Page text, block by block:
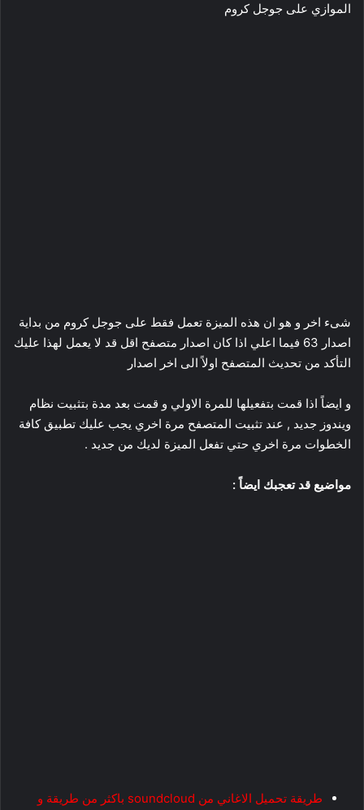
الموازي على جوجل كروم
شىء اخر و هو ان هذه الميزة تعمل فقط على جوجل كروم من بداية
اصدار 63 فيما اعلي اذا كان اصدار متصفح اقل قد لا يعمل لهذا عليك
التأكد من تحديث المتصفح اولاً الى اخر اصدار
و ايضاً اذا قمت بتفعيلها للمرة الاولي و قمت بعد مدة بتثبيت نظام
ويندوز جديد , عند تثبيت المتصفح مرة اخري يجب عليك تطبيق كافة
الخطوات مرة اخري حتي تفعل الميزة لديك من جديد .
مواضيع قد تعجبك ايضاً :
طريقة تحميل الاغاني من soundcloud باكثر من طريقة و